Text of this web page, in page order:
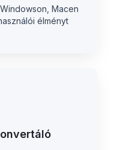
Macen
élményt